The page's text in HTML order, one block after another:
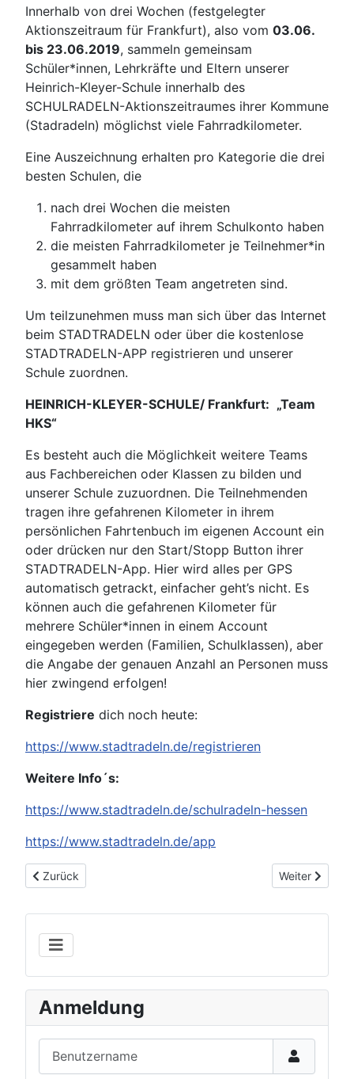
Anmeldung
Innerhalb von drei Wochen (festgelegter
Aktionszeitraum für Frankfurt), also vom 03.06.
bis 23.06.2019, sammeln gemeinsam
Schüler*innen, Lehrkräfte und Eltern unserer
Heinrich-Kleyer-Schule innerhalb des
SCHULRADELN-Aktionszeitraumes ihrer Kommune
(Stadradeln) möglichst viele Fahrradkilometer.
Eine Auszeichnung erhalten pro Kategorie die drei
besten Schulen, die
nach drei Wochen die meisten
Fahrradkilometer auf ihrem Schulkonto haben
die meisten Fahrradkilometer je Teilnehmer*in
gesammelt haben
mit dem größten Team angetreten sind.
Um teilzunehmen muss man sich über das Internet
beim STADTRADELN oder über die kostenlose
STADTRADELN-APP registrieren und unserer
Schule zuordnen.
HEINRICH-KLEYER-SCHULE/ Frankfurt: „Team
HKS“
Es besteht auch die Möglichkeit weitere Teams
aus Fachbereichen oder Klassen zu bilden und
unserer Schule zuzuordnen. Die Teilnehmenden
tragen ihre gefahrenen Kilometer in ihrem
persönlichen Fahrtenbuch im eigenen Account ein
oder drücken nur den Start/Stopp Button ihrer
STADTRADELN-App. Hier wird alles per GPS
automatisch getrackt, einfacher geht’s nicht. Es
können auch die gefahrenen Kilometer für
mehrere Schüler*innen in einem Account
eingegeben werden (Familien, Schulklassen), aber
die Angabe der genauen Anzahl an Personen muss
hier zwingend erfolgen!
Registriere dich noch heute:
https://www.stadtradeln.de/registrieren
Weitere Info´s:
https://www.stadtradeln.de/schulradeln-hessen
https://www.stadtradeln.de/app
Vorheriger Beitrag: Ergebnis Stadt- und Schulradeln 2019
Zurück Nächster
Weiter